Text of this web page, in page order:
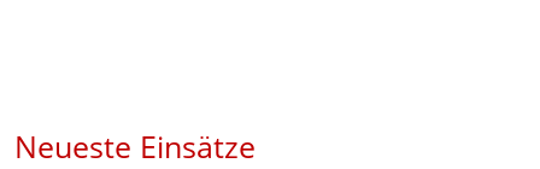
Neueste Einsätze